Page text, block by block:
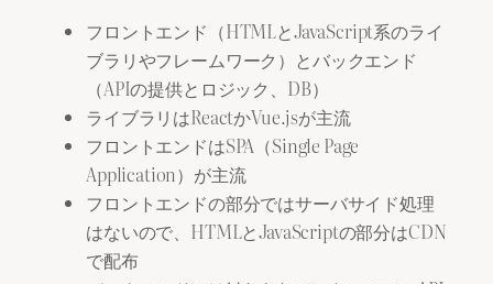
フロントエンド（HTMLとJavaScript系のライ
ブラリやフレームワーク）とバックエンド
（APIの提供とロジック、DB）
ライブラリはReactかVue.jsが主流
フロントエンドはSPA（Single Page
Application）が主流
フロントエンドの部分ではサーバサイド処理
はないので、HTMLとJavaScriptの部分はCDN
で配布